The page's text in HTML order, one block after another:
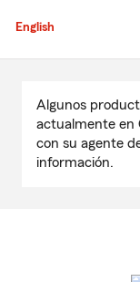
English
contenido
principal
Algunos
actualmente en
con su agente
información.